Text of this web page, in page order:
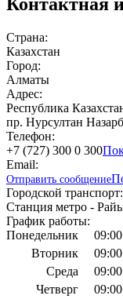
Страна:
Казахстан
Город:
Алматы
Адрес:
Республика
пр. Нурсултан
Телефон:
+7 (727) 300 0 300
Email:
Отправить сообщение
Городской транспорт:
Станция метро -
График работы:
Понедельник
Вторник
Среда
Четверг